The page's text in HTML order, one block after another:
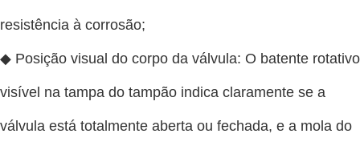
resistência à corrosão;
◆ Posição visual do corpo da válvula: O batente rotativo
visível na tampa do tampão indica claramente se a
válvula está totalmente aberta ou fechada, e a mola do